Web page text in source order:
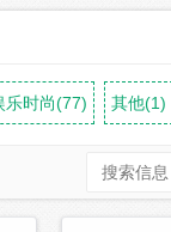
乐时尚(77) 其他(1)